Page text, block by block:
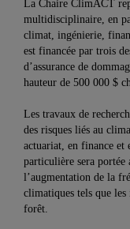
La Chaire ClimACT
multidisciplinaire, en
climat, ingénierie,
est financée par trois
d’assurance de
hauteur de 500 000 $
Les travaux de
des risques liés au
actuariat, en finance et
particulière sera portée
l’augmentation de la
climatiques tels que
forêt.